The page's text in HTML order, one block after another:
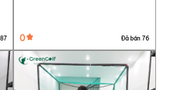
2.5x1m từ 4tr-9tr
Xuất xứ
0 Đã bán 76